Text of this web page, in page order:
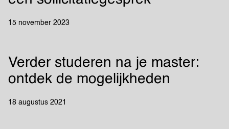
15 november 2023
Verder studeren na je master:
ontdek de mogelijkheden
18 augustus 2021